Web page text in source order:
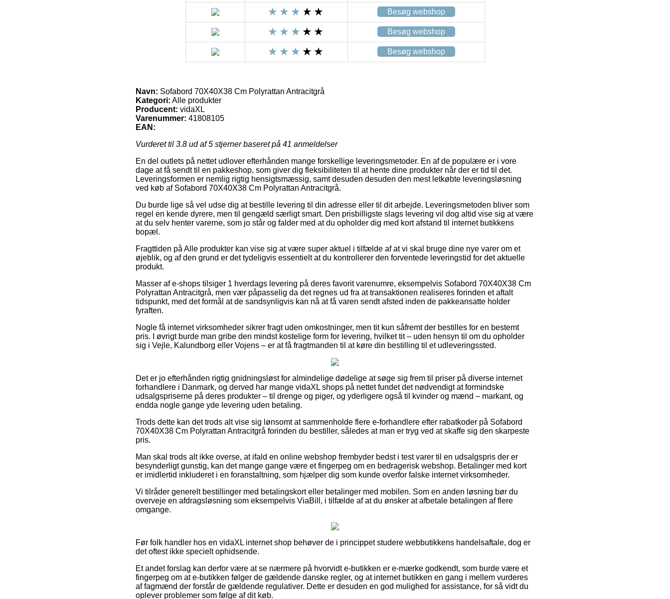
Besøg webshop
Besøg webshop
Besøg webshop
Navn: Sofabord 70X40X38 Cm Polyrattan Antracitgrå
Kategori: Alle produkter
Producent: vidaXL
Varenummer: 41808105
EAN:
Vurderet til 3.8 ud af 5 stjerner baseret på 41 anmeldelser
En del outlets på nettet udlover efterhånden mange forskellige leveringsmetoder. En af de populære er i vore
dage at få sendt til en pakkeshop, som giver dig fleksibiliteten til at hente dine produkter når der er tid til det.
Leveringsformen er nemlig rigtig hensigtsmæssig, samt desuden desuden den mest letkøbte leveringsløsning
ved køb af Sofabord 70X40X38 Cm Polyrattan Antracitgrå.
Du burde lige så vel udse dig at bestille levering til din adresse eller til dit arbejde. Leveringsmetoden bliver som
regel en kende dyrere, men til gengæld særligt smart. Den prisbilligste slags levering vil dog altid vise sig at være
at du selv henter varerne, som jo står og falder med at du opholder dig med kort afstand til internet butikkens
bopæl.
Fragttiden på Alle produkter kan vise sig at være super aktuel i tilfælde af at vi skal bruge dine nye varer om et
øjeblik, og af den grund er det tydeligvis essentielt at du kontrollerer den forventede leveringstid for det aktuelle
produkt.
Masser af e-shops tilsiger 1 hverdags levering på deres favorit varenumre, eksempelvis Sofabord 70X40X38 Cm
Polyrattan Antracitgrå, men vær påpasselig da det regnes ud fra at transaktionen realiseres forinden et aftalt
tidspunkt, med det formål at de sandsynligvis kan nå at få varen sendt afsted inden de pakkeansatte holder
fyraften.
Nogle få internet virksomheder sikrer fragt uden omkostninger, men tit kun såfremt der bestilles for en bestemt
pris. I øvrigt burde man gribe den mindst kostelige form for levering, hvilket tit – uden hensyn til om du opholder
sig i Vejle, Kalundborg eller Vojens – er at få fragtmanden til at køre din bestilling til et udleveringssted.
Det er jo efterhånden rigtig gnidningsløst for almindelige dødelige at søge sig frem til priser på diverse internet
forhandlere i Danmark, og derved har mange vidaXL shops på nettet fundet det nødvendigt at formindske
udsalgspriserne på deres produkter – til drenge og piger, og yderligere også til kvinder og mænd – markant, og
endda nogle gange yde levering uden betaling.
Trods dette kan det trods alt vise sig lønsomt at sammenholde flere e-forhandlere efter rabatkoder på Sofabord
70X40X38 Cm Polyrattan Antracitgrå forinden du bestiller, således at man er tryg ved at skaffe sig den skarpeste
pris.
Man skal trods alt ikke overse, at ifald en online webshop frembyder bedst i test varer til en udsalgspris der er
besynderligt gunstig, kan det mange gange være et fingerpeg om en bedragerisk webshop. Betalinger med kort
er imidlertid inkluderet i en foranstaltning, som hjælper dig som kunde overfor falske internet virksomheder.
Vi tilråder generelt bestillinger med betalingskort eller betalinger med mobilen. Som en anden løsning bør du
overveje en afdragsløsning som eksempelvis ViaBill, i tilfælde af at du ønsker at afbetale betalingen af flere
omgange.
Før folk handler hos en vidaXL internet shop behøver de i princippet studere webbutikkens handelsaftale, dog er
det oftest ikke specielt ophidsende.
Et andet forslag kan derfor være at se nærmere på hvorvidt e-butikken er e-mærke godkendt, som burde være et
fingerpeg om at e-butikken følger de gældende danske regler, og at internet butikken en gang i mellem vurderes
af fagmænd der forstår de gældende regulativer. Dette er desuden en god mulighed for assistance, for så vidt du
oplever problemer som følge af dit køb.